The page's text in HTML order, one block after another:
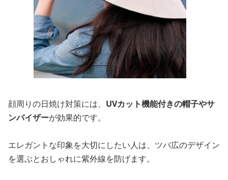
顔周りの日焼け対策には、 UVカット機能付きの帽子やサ
ンバイザーが効果的です。
エレガントな印象を大切にしたい人は、ツバ広のデザイン
を選ぶとおしゃれに紫外線を防げます。